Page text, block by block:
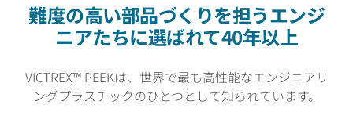
難度の高い部品づくりを担うエンジ
ニアたちに選ばれて40年以上
VICTREX™ PEEKは、世界で最も高性能なエンジニアリ
ングプラスチックのひとつとして知られています。